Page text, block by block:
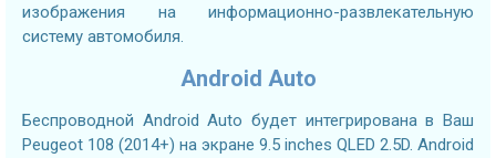
изображения на информационно-развлекательную
систему автомобиля.
Android Auto
Беспроводной Android Auto будет интегрирована в Ваш
Peugeot 108 (2014+) на экране 9.5 inches QLED 2.5D. Android